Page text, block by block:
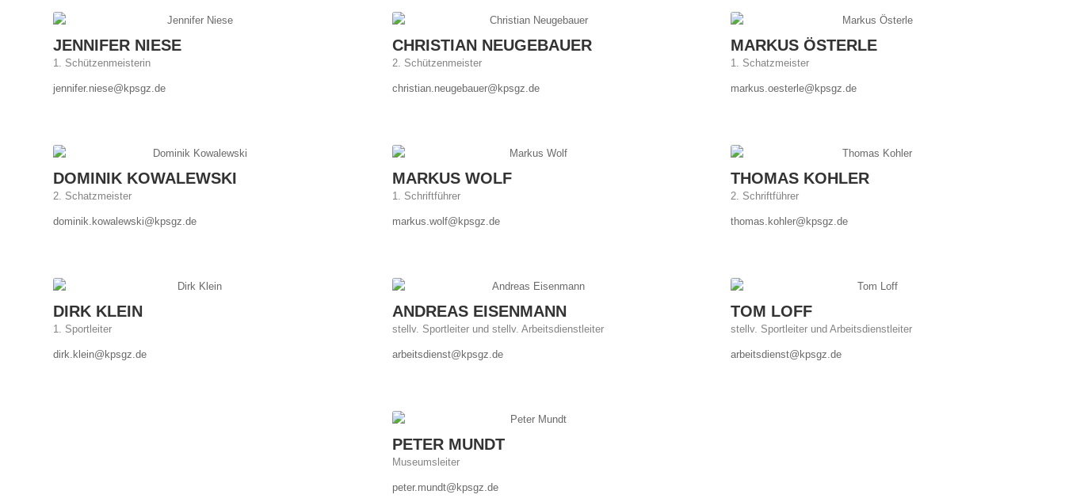
JENNIFER NIESE
1. Schützenmeisterin
jennifer.niese@kpsgz.de
CHRISTIAN NEUGEBAUER
2. Schützenmeister
christian.neugebauer@kpsgz.de
MARKUS ÖSTERLE
1. Schatzmeister
markus.oesterle@kpsgz.de
DOMINIK KOWALEWSKI
2. Schatzmeister
dominik.kowalewski@kpsgz.de
MARKUS WOLF
1. Schriftführer
markus.wolf@kpsgz.de
THOMAS KOHLER
2. Schriftführer
thomas.kohler@kpsgz.de
DIRK KLEIN
1. Sportleiter
dirk.klein@kpsgz.de
ANDREAS EISENMANN
stellv. Sportleiter und stellv. Arbeitsdienstleiter
arbeitsdienst@kpsgz.de
TOM LOFF
stellv. Sportleiter und Arbeitsdienstleiter
arbeitsdienst@kpsgz.de
PETER MUNDT
Museumsleiter
peter.mundt@kpsgz.de